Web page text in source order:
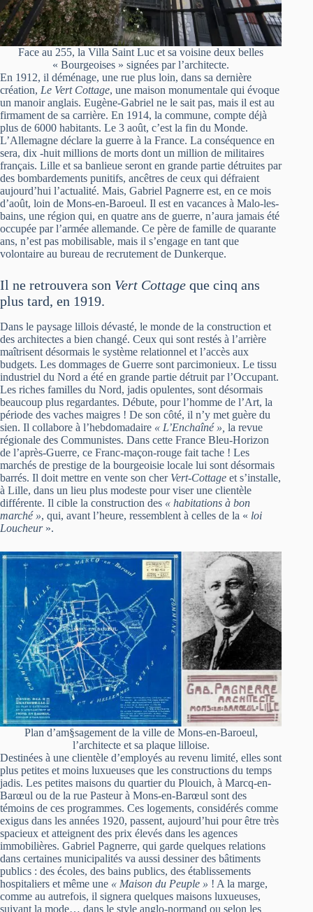
Face au 255, la Villa Saint Luc et sa voisine deux belles
« Bourgeoises » signées par l’architecte.
En 1912, il déménage, une rue plus loin, dans sa dernière
création, Le Vert Cottage, une maison monumentale qui évoque
un manoir anglais. Eugène-Gabriel ne le sait pas, mais il est au
firmament de sa carrière. En 1914, la commune, compte déjà
plus de 6000 habitants. Le 3 août, c’est la fin du Monde.
L’Allemagne déclare la guerre à la France. La conséquence en
sera, dix -huit millions de morts dont un million de militaires
français. Lille et sa banlieue seront en grande partie détruites par
des bombardements punitifs, ancêtres de ceux qui défraient
aujourd’hui l’actualité. Mais, Gabriel Pagnerre est, en ce mois
d’août, loin de Mons-en-Baroeul. Il est en vacances à Malo-les-
bains, une région qui, en quatre ans de guerre, n’aura jamais été
occupée par l’armée allemande. Ce père de famille de quarante
ans, n’est pas mobilisable, mais il s’engage en tant que
volontaire au bureau de recrutement de Dunkerque.
Il ne retrouvera son Vert Cottage que cinq ans
plus tard, en 1919.
Dans le paysage lillois dévasté, le monde de la construction et
des architectes a bien changé. Ceux qui sont restés à l’arrière
maîtrisent désormais le système relationnel et l’accès aux
budgets. Les dommages de Guerre sont parcimonieux. Le tissu
industriel du Nord a été en grande partie détruit par l’Occupant.
Les riches familles du Nord, jadis opulentes, sont désormais
beaucoup plus regardantes. Débute, pour l’homme de l’Art, la
période des vaches maigres ! De son côté, il n’y met guère du
sien. Il collabore à l’hebdomadaire « L’Enchaîné », la revue
régionale des Communistes. Dans cette France Bleu-Horizon
de l’après-Guerre, ce Franc-maçon-rouge fait tache ! Les
marchés de prestige de la bourgeoisie locale lui sont désormais
barrés. Il doit mettre en vente son cher Vert-Cottage et s’installe,
à Lille, dans un lieu plus modeste pour viser une clientèle
différente. Il cible la construction des « habitations à bon
marché », qui, avant l’heure, ressemblent à celles de la « loi
Loucheur ».
Plan d’am§sagement de la ville de Mons-en-Baroeul,
l’architecte et sa plaque lilloise.
Destinées à une clientèle d’employés au revenu limité, elles sont
plus petites et moins luxueuses que les constructions du temps
jadis. Les petites maisons du quartier du Plouich, à Marcq-en-
Barœul ou de la rue Pasteur à Mons-en-Barœul sont des
témoins de ces programmes. Ces logements, considérés comme
exigus dans les années 1920, passent, aujourd’hui pour être très
spacieux et atteignent des prix élevés dans les agences
immobilières. Gabriel Pagnerre, qui garde quelques relations
dans certaines municipalités va aussi dessiner des bâtiments
publics : des écoles, des bains publics, des établissements
hospitaliers et même une « Maison du Peuple » ! A la marge,
comme au autrefois, il signera quelques maisons luxueuses,
suivant la mode… dans le style anglo-normand ou selon les